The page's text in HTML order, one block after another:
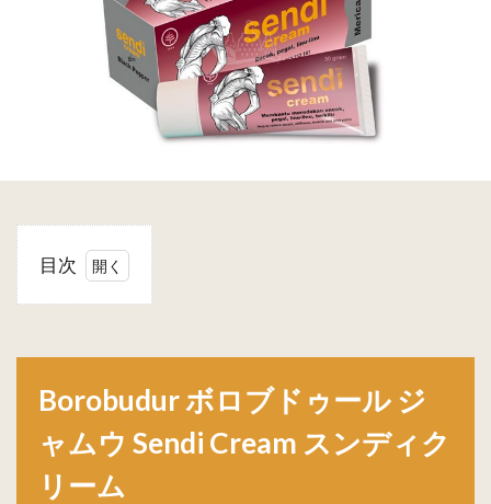
目次
ムウ Sendi
Cream ス
ンディクリ
ーム
Borobudur ボロブドゥール ジ
ャムウ Sendi Cream スンディク
リーム